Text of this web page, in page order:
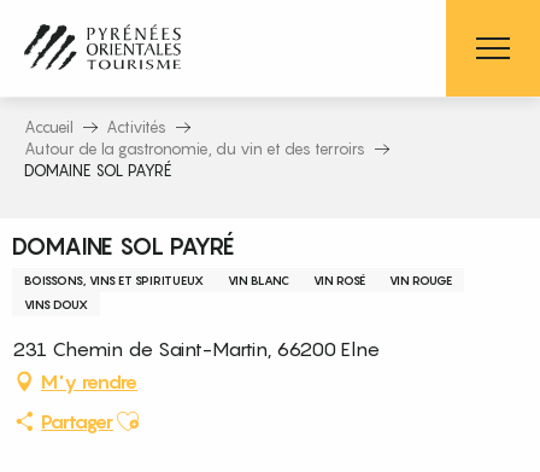
contenu
principal
Accueil
Activités
Autour de la gastronomie, du vin et des terroirs
DOMAINE SOL PAYRÉ
DOMAINE SOL PAYRÉ
BOISSONS, VINS ET SPIRITUEUX VIN BLANC VIN ROSÉ
VIN ROUGE
VINS DOUX
231 Chemin de Saint-Martin, 66200 Elne
M'y rendre
PartagerAjouter aux favoris